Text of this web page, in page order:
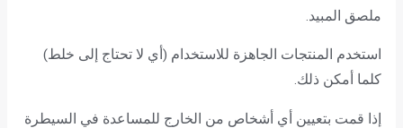
ملصق المبيد.
استخدم المنتجات الجاهزة للاستخدام (أي لا تحتاج إلى خلط)
كلما أمكن ذلك.
إذا قمت بتعيين أي أشخاص من الخارج للمساعدة في السيطرة